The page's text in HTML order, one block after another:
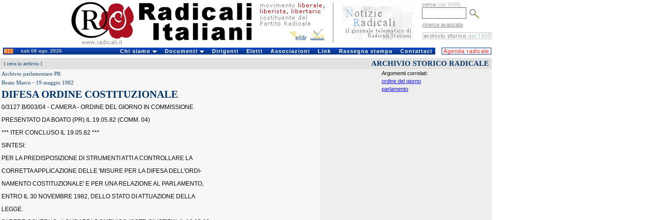
cerca [dal 1999]
ricerca avanzata
sab 08 ago. 2026 Chi siamo Documenti Dirigenti Eletti Associazioni Link Rassegna stampa Contattaci Agenda radicale
[ cerca in archivio ] ARCHIVIO STORICO RADICALE
Archivio parlamentare PR
Boato Marco - 19 maggio 1982
DIFESA ORDINE COSTITUZIONALE
0/3127 B/003/04 - CAMERA - ORDINE DEL GIORNO IN COMMISSIONE
PRESENTATO DA BOATO (PR) IL 19.05.82 (COMM. 04)
*** ITER CONCLUSO IL 19.05.82 ***
SINTESI:
PER LA PREDISPOSIZIONE DI STRUMENTI ATTI A CONTROLLARE LA
CORRETTA APPLICAZIONE DELLE 'MISURE PER LA DIFESA DELL'ORDI-
NAMENTO COSTITUZIONALE' E PER UNA RELAZIONE AL PARLAMENTO,
ENTRO IL 30 NOVEMBRE 1982, DELLO STATO DI ATTUAZIONE DELLA
LEGGE.
Argomenti correlati:
ordine del giorno
parlamento